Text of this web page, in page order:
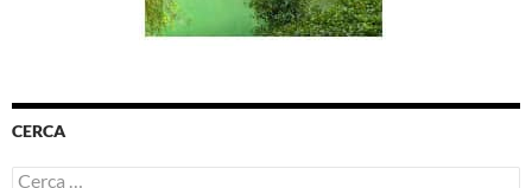
CERCA
Ricerca